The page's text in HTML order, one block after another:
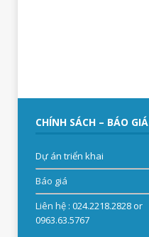
CHÍNH SÁCH – BÁO GIÁ
Dự án triển khai
Báo giá
Liên hệ: 024.2218.2828 or
0963.63.5767